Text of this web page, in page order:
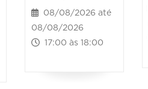
08/08/2026 até
08/08/2026
17:00 às 18:00